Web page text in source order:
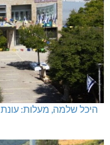
היכל שלמה, מעלות: עונת 26-27